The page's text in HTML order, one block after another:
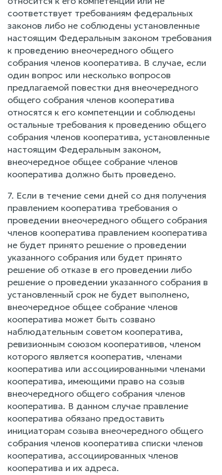
соответствует требованиям федеральных
законов либо не соблюдены установленные
настоящим Федеральным законом требования
к проведению внеочередного общего
собрания членов кооператива. В случае, если
один вопрос или несколько вопросов
предлагаемой повестки дня внеочередного
общего собрания членов кооператива
относятся к его компетенции и соблюдены
остальные требования к проведению общего
собрания членов кооператива, установленные
настоящим Федеральным законом,
внеочередное общее собрание членов
кооператива должно быть проведено.
7. Если в течение семи дней со дня получения
правлением кооператива требования о
проведении внеочередного общего собрания
членов кооператива правлением кооператива
не будет принято решение о проведении
указанного собрания или будет принято
решение об отказе в его проведении либо
решение о проведении указанного собрания в
установленный срок не будет выполнено,
внеочередное общее собрание членов
кооператива может быть созвано
наблюдательным советом кооператива,
ревизионным союзом кооперативов, членом
которого является кооператив, членами
кооператива или ассоциированными членами
кооператива, имеющими право на созыв
внеочередного общего собрания членов
кооператива. В данном случае правление
кооператива обязано предоставить
инициаторам созыва внеочередного общего
собрания членов кооператива списки членов
кооператива, ассоциированных членов
кооператива и их адреса.